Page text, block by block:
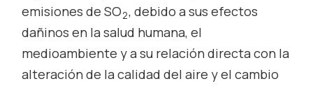
emisiones de SO2, debido a sus efectos
dañinos en la salud humana, el
medioambiente y a su relación directa con la
alteración de la calidad del aire y el cambio